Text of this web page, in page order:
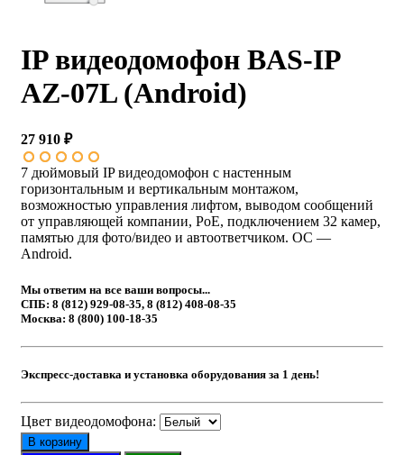
IP видеодомофон BAS-IP
AZ-07L (Android)
27 910 ₽
7 дюймовый IP видеодомофон с настенным
горизонтальным и вертикальным монтажом,
возможностью управления лифтом, выводом сообщений
от управляющей компании, PoE, подключением 32 камер,
памятью для фото/видео и автоответчиком. ОС —
Android.
Мы ответим на все ваши вопросы...
СПБ: 8 (812) 929-08-35, 8 (812) 408-08-35
Москва: 8 (800) 100-18-35
Экспресс-доставка и установка оборудования за 1 день!
Цвет видеодомофона: